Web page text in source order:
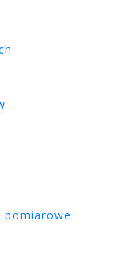
pomiarowe